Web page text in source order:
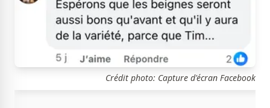
Crédit photo: Capture d'écran Facebook